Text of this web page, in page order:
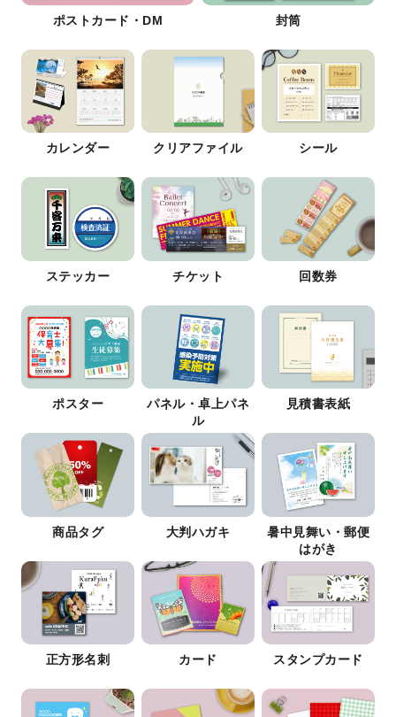
ポストカード・DM 封筒
カレンダー クリアファイル シール
ステッカー チケット 回数券
ポスター
パネル・卓上パネ
ル
見積書表紙
商品タグ 大判ハガキ
暑中見舞い・郵便
はがき
正方形名刺 カード スタンプカード